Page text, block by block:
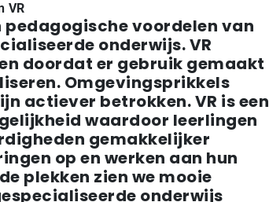
VR
voordelen van
onderwijs. VR
doordat er gebruik gemaakt
Omgevingsprikkels
actiever betrokken. VR is een
waardoor leerlingen
gemakkelijker
op en werken aan hun
plekken zien we mooie
onderwijs